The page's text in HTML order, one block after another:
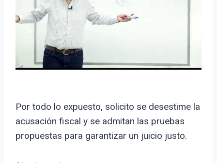
Por todo lo expuesto, solicito se desestime la
acusación fiscal y se admitan las pruebas
propuestas para garantizar un juicio justo.